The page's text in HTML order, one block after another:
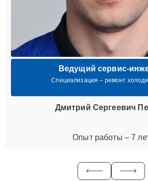
Ведущий сервис-
Специализация – ремонт
Дмитрий Сергеевич
Опыт работы – 7